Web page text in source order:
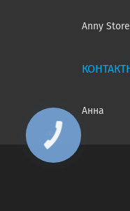
Anny Store
Анна
КНОПКА
ЗВ'ЯЗКУ